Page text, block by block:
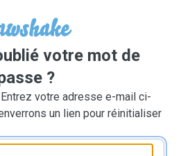
votre mot de
?
votre adresse e-mail ci-
un lien pour réinitialiser